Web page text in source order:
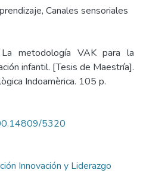
, Canales sensoriales
metodología VAK para la
infantil. [Tesis de Maestría].
Indoamèrica. 105 p.
5320
Innovación y Liderazgo